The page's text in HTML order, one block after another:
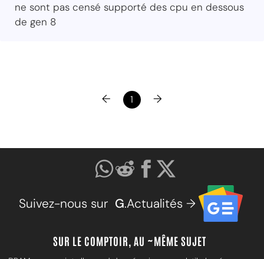
ne sont pas censé supporté des cpu en dessous
de gen 8
← 1 →
Suivez-nous sur G.Actualités →
SUR LE COMPTOIR, AU ~MÊME SUJET